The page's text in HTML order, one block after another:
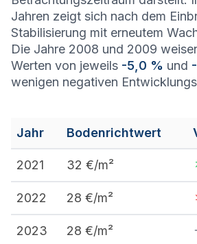
Jahren zeigt sich nach dem
Stabilisierung mit erneutem
Die Jahre 2008 und 2009
Werten von jeweils -5,0 % und
wenigen negativen
Jahr Bodenrichtwert
2021 32 €/m²
2022 28 €/m²
2023 28 €/m²